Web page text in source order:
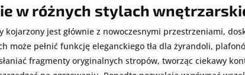
w różnych stylach
kojarzony jest głównie z nowoczesnymi przestrzeniami,
może pełnić funkcję eleganckiego tła dla żyrandoli,
fragmenty oryginalnych stropów, tworząc ciekawy